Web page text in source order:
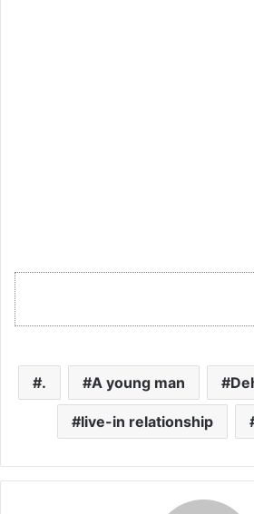
. A young man
live-in relationship